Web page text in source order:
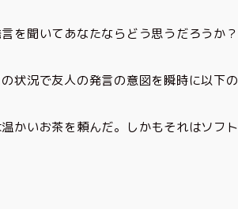
を聞いてあなたならどう思うだろうか？
状況で友人の発言の意図を瞬時に以下
温かいお茶を頼んだ。しかもそれはソ